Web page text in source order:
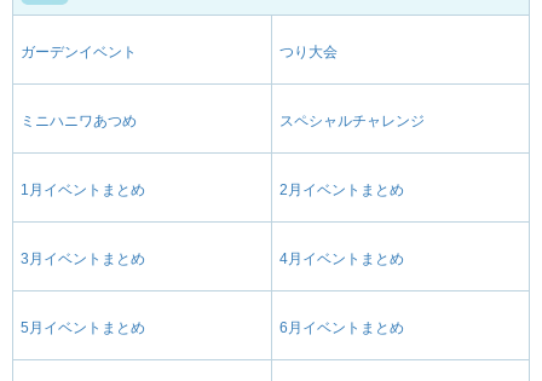
ガーデンイベント つり大会
ミニハニワあつめ スペシャルチャレンジ
1月イベントまとめ 2月イベントまとめ
3月イベントまとめ 4月イベントまとめ
5月イベントまとめ 6月イベントまとめ